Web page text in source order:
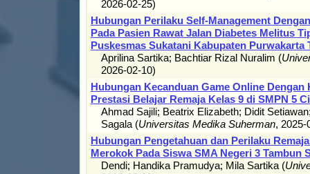
2026-02-25)
Hubungan Perilaku Self-Management
Pada Pasien Rawat Jalan Diabetes Melitus
Puskesmas Sukatani Kabupaten Purwakarta
Aprilina Sartika; Bachtiar Rizal Nuralim (
2026-02-10)
Hubungan Kecanduan Game Online Dengan
Prestasi Belajar Remaja Kelas 9 di SMPN 5
Ahmad Sajili; Beatrix Elizabeth; Didit Setiawan
Sagala (Universitas Medika Suherman, 2025-
Hubungan Pengetahuan dan Perilaku
Merokok Pada Siswa SMA Negeri 3 Tambun
Dendi; Handika Pramudya; Mila Sartika (